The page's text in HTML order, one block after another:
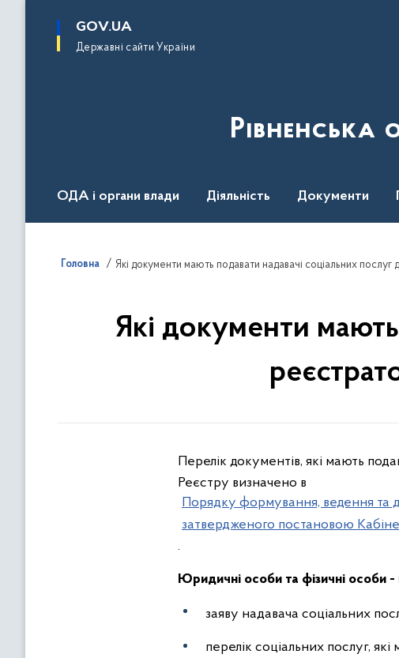
основного
GOV.UA
Державні сайти України
Рівненська
ОДА і органи влади Діяльність Документи
Головна Які документи мають подавати надавачі соціальних
Які документи
Перелік документів, які мають
Реєстру визначено в
Порядку формування, ведення та
затвердженого постановою
.
Юридичні особи та фізичні особи -
заяву надавача соціальних
перелік соціальних послуг,